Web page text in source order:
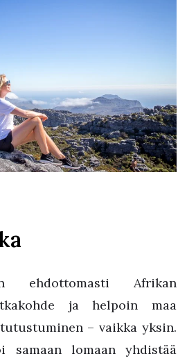
Afrikan
ja helpoin maa
– vaikka yksin.
samaan lomaan yhdistää